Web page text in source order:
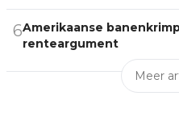
6Amerikaanse
renteargument
Meer